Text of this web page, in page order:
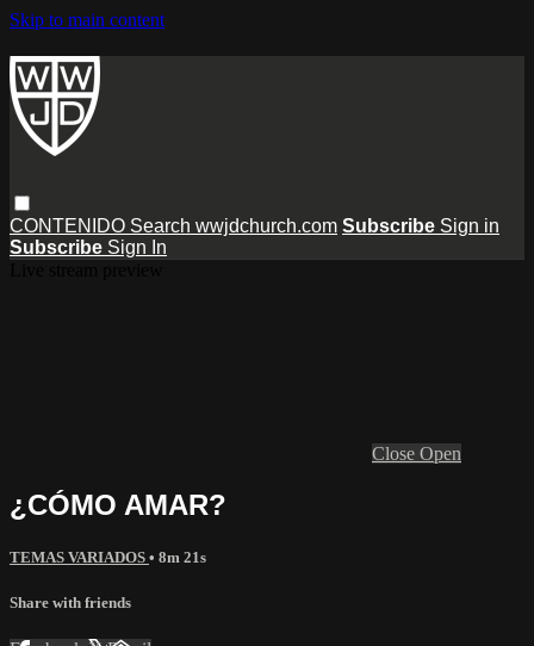
Skip to main content
CONTENIDO Search wwjdchurch.com Subscribe Sign in
Subscribe Sign In
Close Open
¿CÓMO AMAR?
TEMAS VARIADOS • 8m 21s
Share with friends